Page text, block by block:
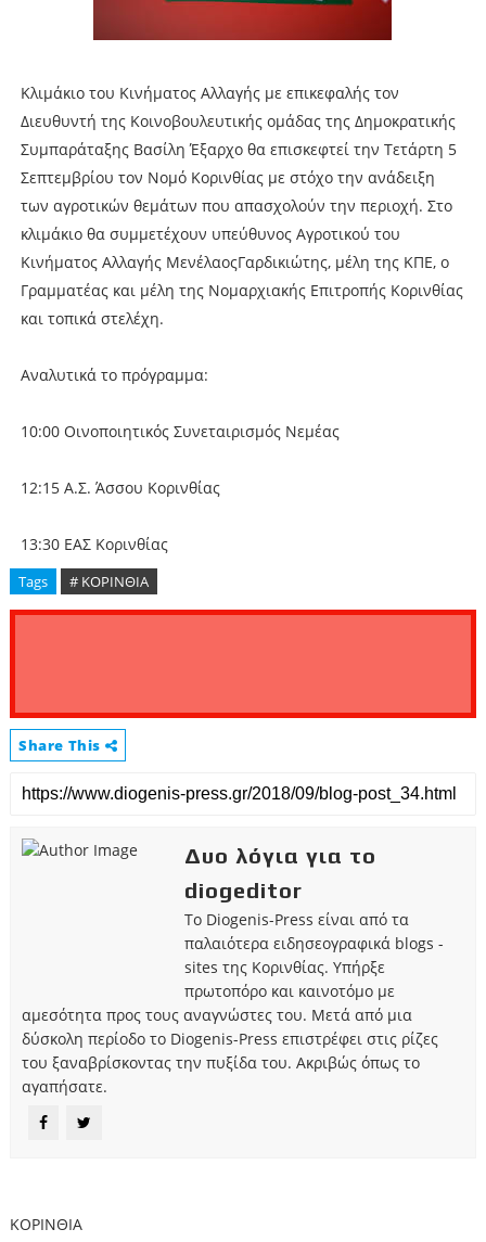
Κλιμάκιο του Κινήματος Αλλαγής με επικεφαλής τον
Διευθυντή της Κοινοβουλευτικής ομάδας της Δημοκρατικής
Συμπαράταξης Βασίλη Έξαρχο θα επισκεφτεί την Τετάρτη 5
Σεπτεμβρίου τον Νομό Κορινθίας με στόχο την ανάδειξη
των αγροτικών θεμάτων που απασχολούν την περιοχή. Στο
κλιμάκιο θα συμμετέχουν υπεύθυνος Αγροτικού του
Κινήματος Αλλαγής ΜενέλαοςΓαρδικιώτης, μέλη της ΚΠΕ, ο
Γραμματέας και μέλη της Νομαρχιακής Επιτροπής Κορινθίας
και τοπικά στελέχη.
Αναλυτικά το πρόγραμμα:
10:00 Οινοποιητικός Συνεταιρισμός Νεμέας
12:15 Α.Σ. Άσσου Κορινθίας
13:30 ΕΑΣ Κορινθίας
Tags # ΚΟΡΙΝΘΙΑ
Share This
Δυο λόγια για το
diogeditor
Το Diogenis-Press είναι από τα
παλαιότερα ειδησεογραφικά blogs -
sites της Κορινθίας. Υπήρξε
πρωτοπόρο και καινοτόμο με
αμεσότητα προς τους αναγνώστες του. Μετά από μια
δύσκολη περίοδο το Diogenis-Press επιστρέφει στις ρίζες
του ξαναβρίσκοντας την πυξίδα του. Ακριβώς όπως το
αγαπήσατε.
ΚΟΡΙΝΘΙΑ